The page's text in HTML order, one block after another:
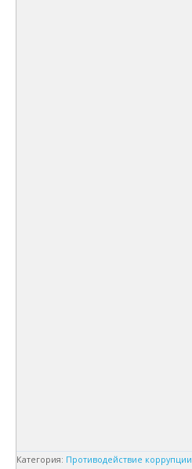
Категория: Противодействие коррупции